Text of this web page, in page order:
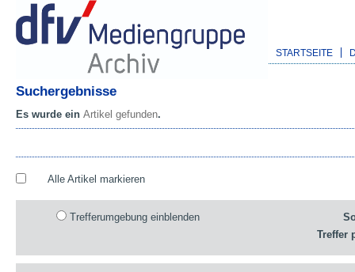
STARTSEITE
Suchergebnisse
Es wurde ein Artikel gefunden.
Alle Artikel markieren
Trefferumgebung einblenden
Treffer